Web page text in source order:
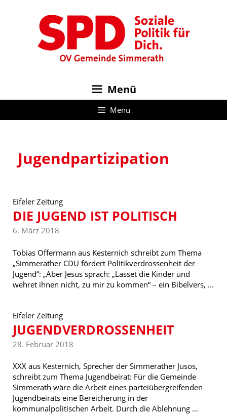
Menü
Menu
Jugendpartizipation
Eifeler Zeitung
DIE JUGEND IST POLITISCH
6. März 2018
Tobias Offermann aus Kesternich schreibt zum Thema
„Simmerather CDU fördert Politikverdrossenheit der
Jugend“: „Aber Jesus sprach: „Lasset die Kinder und
wehret ihnen nicht, zu mir zu kommen“ – ein Bibelvers, ...
Eifeler Zeitung
JUGENDVERDROSSENHEIT
28. Februar 2018
XXX aus Kesternich, Sprecher der Simmerather Jusos,
schreibt zum Thema Jugendbeirat: Für die Gemeinde
Simmerath wäre die Arbeit eines parteiübergreifenden
Jugendbeirats eine Bereicherung in der
kommunalpolitischen Arbeit. Durch die Ablehnung ...